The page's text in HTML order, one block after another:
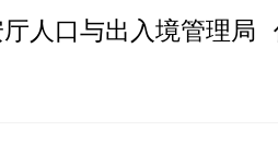
人口与出入境管理局